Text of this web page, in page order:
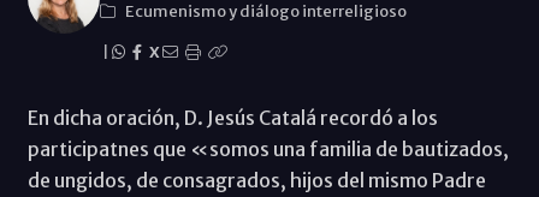
Ecumenismo y diálogo interreligioso
X
En dicha oración, D. Jesús Catalá recordó a los
participatnes que «somos una familia de bautizados,
de ungidos, de consagrados, hijos del mismo Padre